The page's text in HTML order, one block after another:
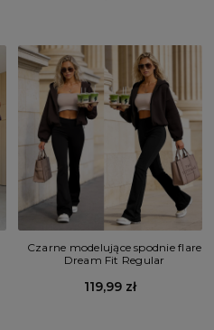
Czarne modelujące spodnie flare
Dream Fit Regular
119,99 zł